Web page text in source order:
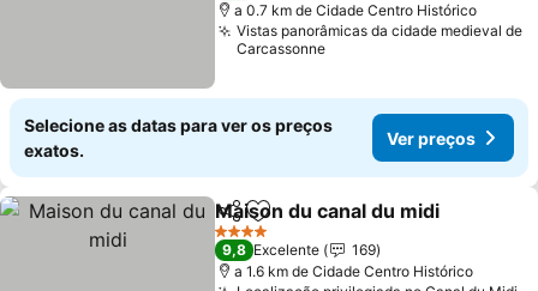
a 0.7 km de Cidade Centro Histórico
Vistas panorâmicas da cidade medieval de
Carcassonne
Selecione as datas para ver os preços
exatos.
Ver preços
PartilharAdicionar aos favoritos
Maison du canal du midi
4 Estrelas
9,8 Excelente
169
a 1.6 km de Cidade Centro Histórico